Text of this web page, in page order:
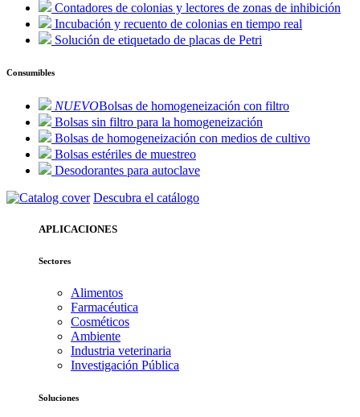
Contadores de colonias y lectores de zonas de inhibición
Incubación y recuento de colonias en tiempo real
Solución de etiquetado de placas de Petri
Consumibles
NUEVOBolsas de homogeneización con filtro
Bolsas sin filtro para la homogeneización
Bolsas de homogeneización con medios de cultivo
Bolsas estériles de muestreo
Desodorantes para autoclave
Descubra el catálogo
APLICACIONES
Sectores
Alimentos
Farmacéutica
Cosméticos
Ambiente
Industria veterinaria
Investigación Pública
Soluciones